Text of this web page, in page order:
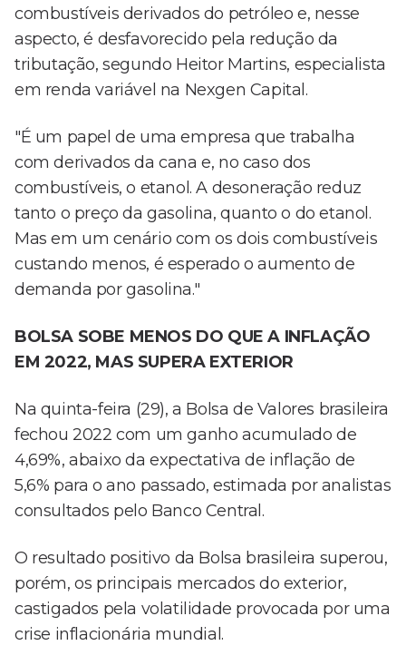
combustíveis derivados do petróleo e, nesse
aspecto, é desfavorecido pela redução da
tributação, segundo Heitor Martins, especialista
em renda variável na Nexgen Capital.
"É um papel de uma empresa que trabalha
com derivados da cana e, no caso dos
combustíveis, o etanol. A desoneração reduz
tanto o preço da gasolina, quanto o do etanol.
Mas em um cenário com os dois combustíveis
custando menos, é esperado o aumento de
demanda por gasolina."
BOLSA SOBE MENOS DO QUE A INFLAÇÃO
EM 2022, MAS SUPERA EXTERIOR
Na quinta-feira (29), a Bolsa de Valores brasileira
fechou 2022 com um ganho acumulado de
4,69%, abaixo da expectativa de inflação de
5,6% para o ano passado, estimada por analistas
consultados pelo Banco Central.
O resultado positivo da Bolsa brasileira superou,
porém, os principais mercados do exterior,
castigados pela volatilidade provocada por uma
crise inflacionária mundial.